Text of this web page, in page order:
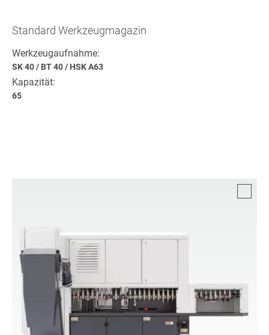
Standard Werkzeugmagazin
Werkzeugaufnahme:
SK 40/ BT 40/ HSK A63
Kapazität:
65